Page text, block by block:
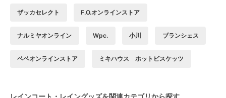
ザッカセレクト F.O.オンラインストア
ナルミヤオンライン Wpc. 小川 ブランシェス
ベベオンラインストア ミキハウス ホットビスケッツ